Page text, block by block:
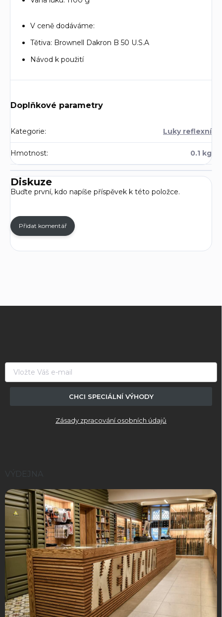
V ceně dodáváme:
Tětiva: Brownell Dakron B 50 U.S.A
Návod k použití
Doplňkové parametry
Kategorie: Luky reflexní
Hmotnost: 0.1 kg
Diskuze
Buďte první, kdo napíše příspěvek k této položce.
Přidat komentář
CHCI SPECIÁLNÍ VÝHODY
Zásady zpracování osobních údajů
VÝDEJNA